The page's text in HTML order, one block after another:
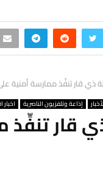
ذي قار تنفِّذ ممارسة أمنية
إذاعة وتلفزيون الناصرية
قار تنفِّذ